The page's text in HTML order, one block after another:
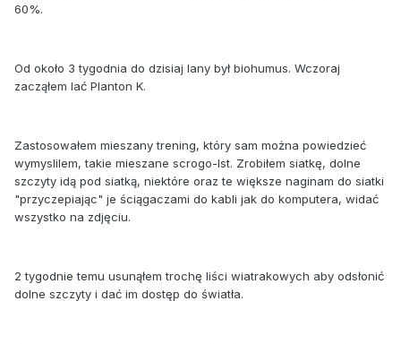
60%.
Od około 3 tygodnia do dzisiaj lany był biohumus. Wczoraj
zacząłem lać Planton K.
Zastosowałem mieszany trening, który sam można powiedzieć
wymyslilem, takie mieszane scrogo-lst. Zrobiłem siatkę, dolne
szczyty idą pod siatką, niektóre oraz te większe naginam do siatki
"przyczepiając" je ściągaczami do kabli jak do komputera, widać
wszystko na zdjęciu.
2 tygodnie temu usunąłem trochę liści wiatrakowych aby odsłonić
dolne szczyty i dać im dostęp do światła.